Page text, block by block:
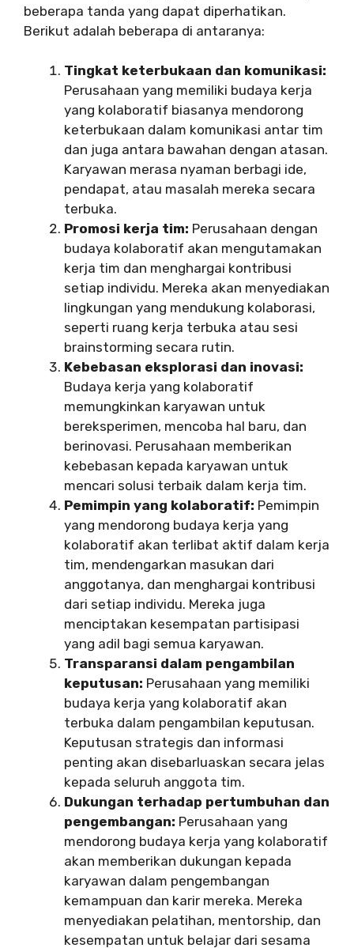
beberapa tanda yang dapat diperhatikan.
Berikut adalah beberapa di antaranya:
Tingkat keterbukaan dan komunikasi:
Perusahaan yang memiliki budaya kerja
yang kolaboratif biasanya mendorong
keterbukaan dalam komunikasi antar tim
dan juga antara bawahan dengan atasan.
Karyawan merasa nyaman berbagi ide,
pendapat, atau masalah mereka secara
terbuka.
Promosi kerja tim: Perusahaan dengan
budaya kolaboratif akan mengutamakan
kerja tim dan menghargai kontribusi
setiap individu. Mereka akan menyediakan
lingkungan yang mendukung kolaborasi,
seperti ruang kerja terbuka atau sesi
brainstorming secara rutin.
Kebebasan eksplorasi dan inovasi:
Budaya kerja yang kolaboratif
memungkinkan karyawan untuk
bereksperimen, mencoba hal baru, dan
berinovasi. Perusahaan memberikan
kebebasan kepada karyawan untuk
mencari solusi terbaik dalam kerja tim.
Pemimpin yang kolaboratif: Pemimpin
yang mendorong budaya kerja yang
kolaboratif akan terlibat aktif dalam kerja
tim, mendengarkan masukan dari
anggotanya, dan menghargai kontribusi
dari setiap individu. Mereka juga
menciptakan kesempatan partisipasi
yang adil bagi semua karyawan.
Transparansi dalam pengambilan
keputusan: Perusahaan yang memiliki
budaya kerja yang kolaboratif akan
terbuka dalam pengambilan keputusan.
Keputusan strategis dan informasi
penting akan disebarluaskan secara jelas
kepada seluruh anggota tim.
Dukungan terhadap pertumbuhan dan
pengembangan: Perusahaan yang
mendorong budaya kerja yang kolaboratif
akan memberikan dukungan kepada
karyawan dalam pengembangan
kemampuan dan karir mereka. Mereka
menyediakan pelatihan, mentorship, dan
kesempatan untuk belajar dari sesama